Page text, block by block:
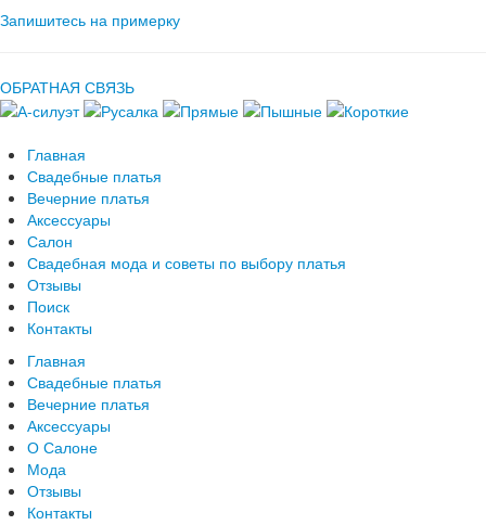
Запишитесь на примерку
ОБРАТНАЯ СВЯЗЬ
Главная
Свадебные платья
Вечерние платья
Аксессуары
Салон
Свадебная мода и советы по выбору платья
Отзывы
Поиск
Контакты
Главная
Свадебные платья
Вечерние платья
Аксессуары
О Салоне
Мода
Отзывы
Контакты